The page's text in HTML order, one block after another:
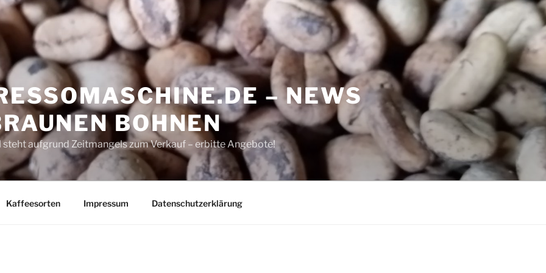
– NEWS
BOHNEN
aufgrund Zeitmangels zum Verkauf – erbitte Angebote!
Kaffeesorten Impressum Datenschutzerklärung